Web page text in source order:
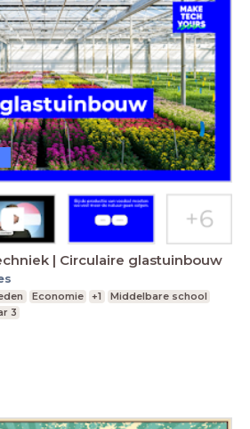
Digi-doener! VO Techniek | Circulaire glastuinbouw
Economie +1
Middelbare school
3